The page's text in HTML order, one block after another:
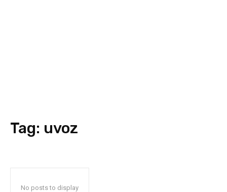
Tag: uvoz
No posts to display